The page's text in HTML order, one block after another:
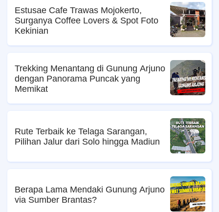
Estusae Cafe Trawas Mojokerto,
Surganya Coffee Lovers & Spot Foto
Kekinian
Trekking Menantang di Gunung Arjuno
dengan Panorama Puncak yang
Memikat
Rute Terbaik ke Telaga Sarangan,
Pilihan Jalur dari Solo hingga Madiun
Berapa Lama Mendaki Gunung Arjuno
via Sumber Brantas?